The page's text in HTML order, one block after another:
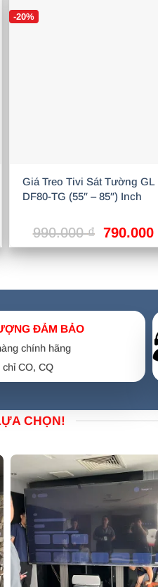
₫.
-20%
Giá Treo Tivi Sát Tường GL
DF80-TG (55″ – 85″) Inch
990.000₫ Giá
gốc
là:
790.000
ĐẢM BẢO
chính hãng
CO, CQ
CHỌN!